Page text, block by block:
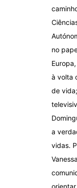
no
à volta
de
a
vidas.